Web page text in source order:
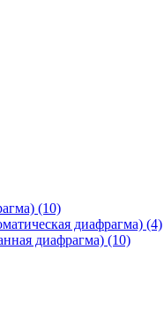
(10)
диафрагма) (4)
диафрагма) (10)